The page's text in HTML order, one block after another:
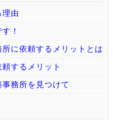
理由
！
に依頼するメリットとは
するメリット
務所を見つけて